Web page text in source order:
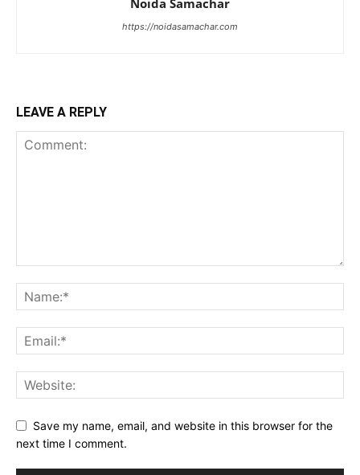
Noida Samachar
https://noidasamachar.com
LEAVE A REPLY
Save my name, email, and website in this browser for the
next time I comment.